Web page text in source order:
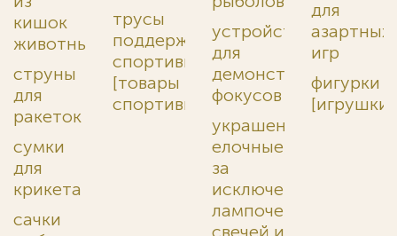
кишок
животных
струны
для
ракеток
сумки
для
крикета
сачки
трусы
поддерживающие
спортивные
[товары
спортивные]
устройства
для
демонстрации
фокусов
украшения
елочные,
за
исключением
лампочек,
свечей и
для
азартных
игр
фигурки
[игрушки]